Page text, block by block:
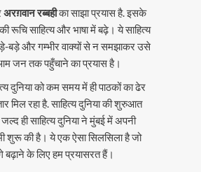
अरग़वान रब्बहीका साझा प्रयास है. इसके
रूचि साहित्य और भाषा में बढ़े। ये साहित्य
बड़े और गम्भीर वाक्यों से न समझाकर उसे
जन तक पहुँचाने का प्रयास है।
दुनिया को कम समय में ही पाठकों का ढेर
मिल रहा है. साहित्य दुनिया की शुरुआत
ही साहित्य दुनिया ने मुंबई में अपनी
शुरू की है। ये एक ऐसा सिलसिला है जो
के लिए हम प्रयासरत हैं।